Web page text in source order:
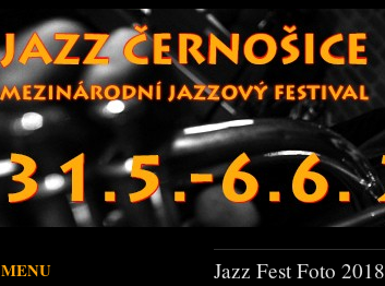
MENU Jazz Fest Foto 2018